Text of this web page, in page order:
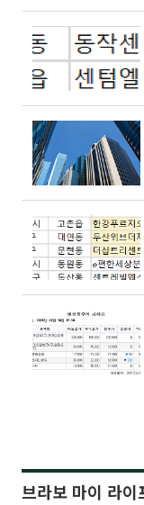
브라보 마이 라이